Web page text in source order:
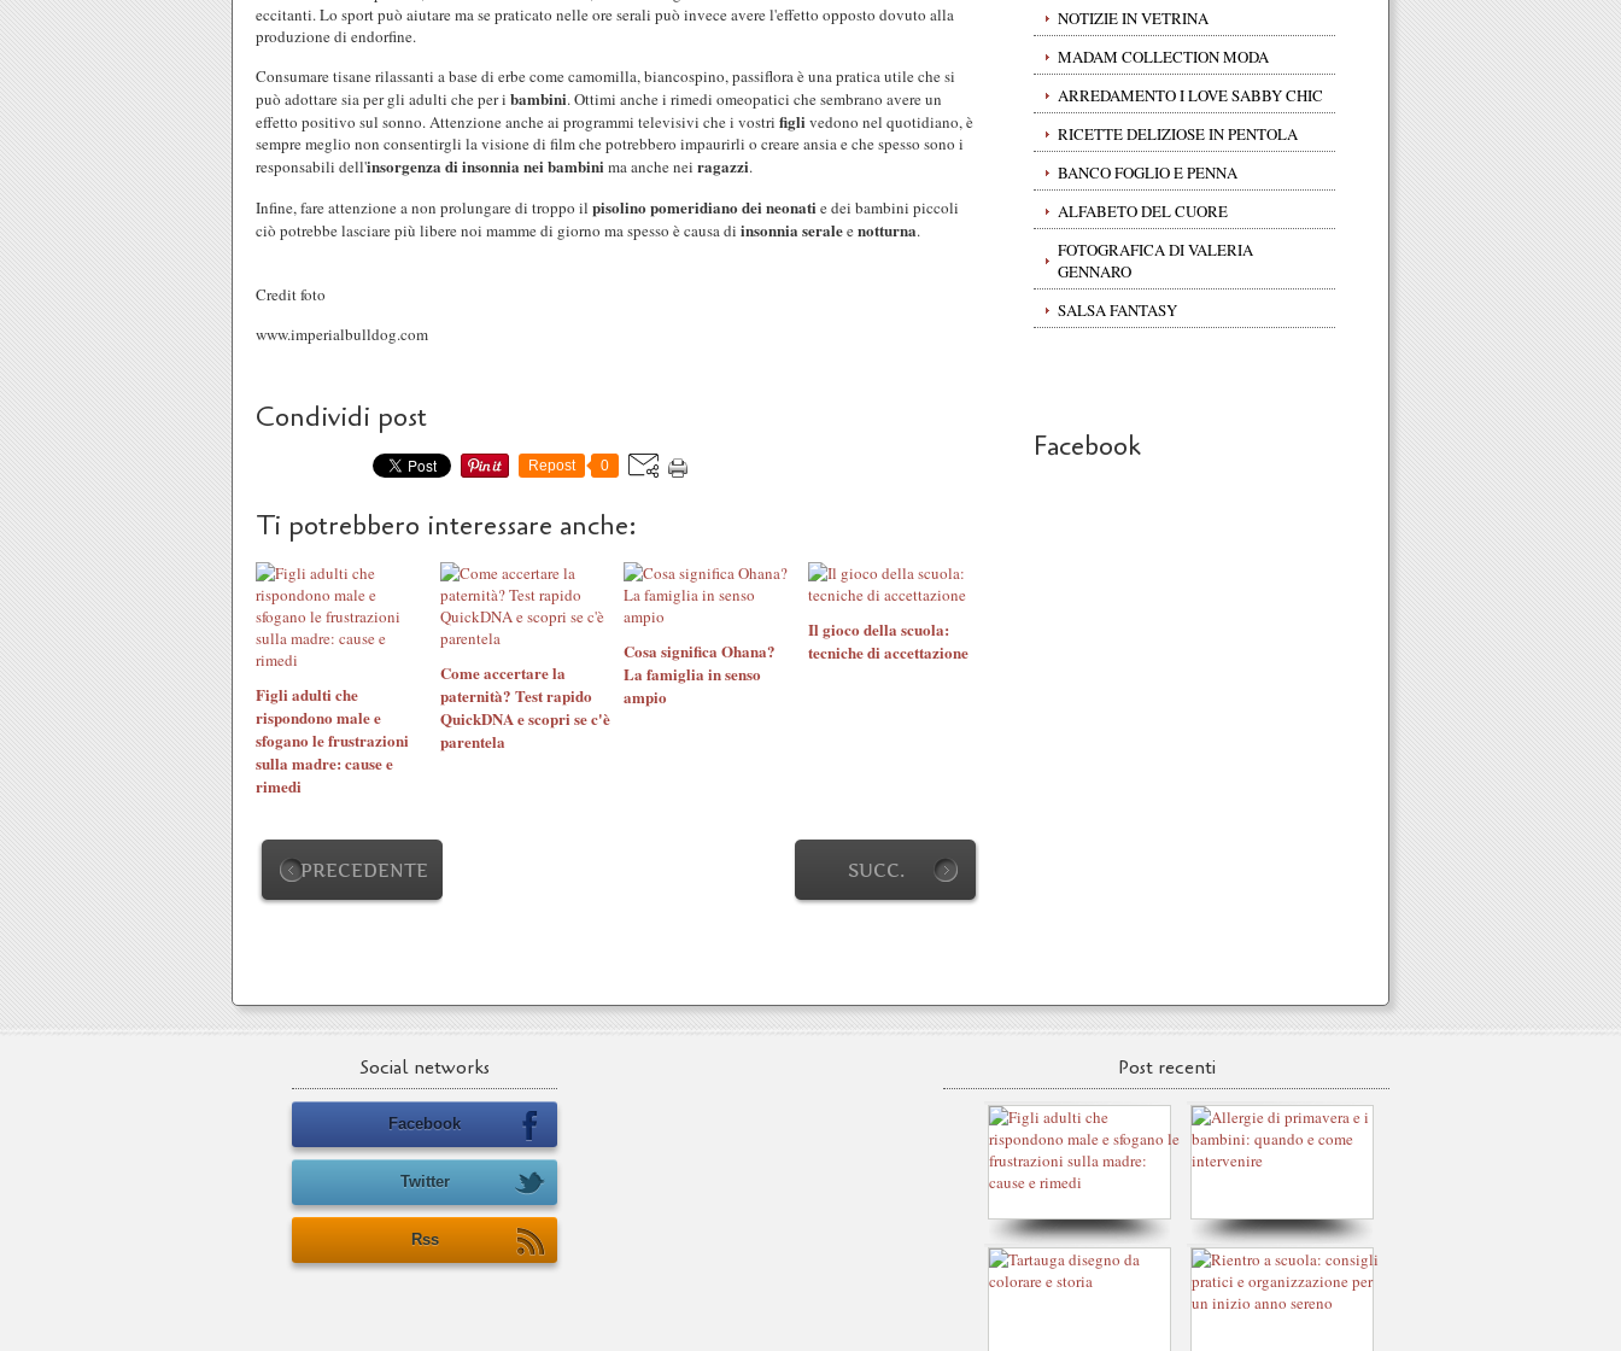
eccitanti. Lo sport può aiutare ma se praticato nelle ore serali può invece avere l'effetto opposto dovuto alla
produzione di endorfine.
Consumare tisane rilassanti a base di erbe come camomilla, biancospino, passiflora è una pratica utile che si
può adottare sia per gli adulti che per i bambini. Ottimi anche i rimedi omeopatici che sembrano avere un
effetto positivo sul sonno. Attenzione anche ai programmi televisivi che i vostri figlivedono nel quotidiano, è
sempre meglio non consentirgli la visione di film che potrebbero impaurirli o creare ansia e che spesso sono i
responsabili dell'insorgenza di insonnia nei bambinima anche nei ragazzi.
Infine, fare attenzione a non prolungare di troppo il pisolino pomeridiano dei neonatie dei bambini piccoli
ciò potrebbe lasciare più libere noi mamme di giorno ma spesso è causa di insonnia seraleenotturna.
Credit foto
www.imperialbulldog.com
Condividi post
Repost 0
Ti potrebbero interessare anche:
Figli adulti che
rispondono male e
sfogano le frustrazioni
sulla madre: cause e
rimedi
Come accertare la
paternità? Test rapido
QuickDNA e scopri se c'è
parentela
Cosa significa Ohana?
La famiglia in senso
ampio
Il gioco della scuola:
tecniche di accettazione
PRECEDENTE SUCC.
NOTIZIE IN VETRINA
MADAM COLLECTION MODA
ARREDAMENTO I LOVE SABBY CHIC
RICETTE DELIZIOSE IN PENTOLA
BANCO FOGLIO E PENNA
ALFABETO DEL CUORE
FOTOGRAFICA DI VALERIA
GENNARO
SALSA FANTASY
Facebook
Social networks
Facebook
Twitter
Rss
Post recenti